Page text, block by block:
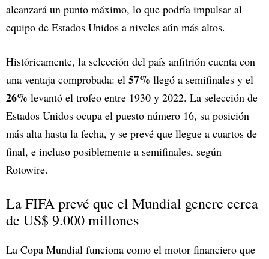
alcanzará un punto máximo, lo que podría impulsar al
equipo de Estados Unidos a niveles aún más altos.
Históricamente, la selección del país anfitrión cuenta con
una ventaja comprobada: el 57% llegó a semifinales y el
26% levantó el trofeo entre 1930 y 2022. La selección de
Estados Unidos ocupa el puesto número 16, su posición
más alta hasta la fecha, y se prevé que llegue a cuartos de
final, e incluso posiblemente a semifinales, según
Rotowire.
La FIFA prevé que el Mundial genere cerca
de US$ 9.000 millones
La Copa Mundial funciona como el motor financiero que